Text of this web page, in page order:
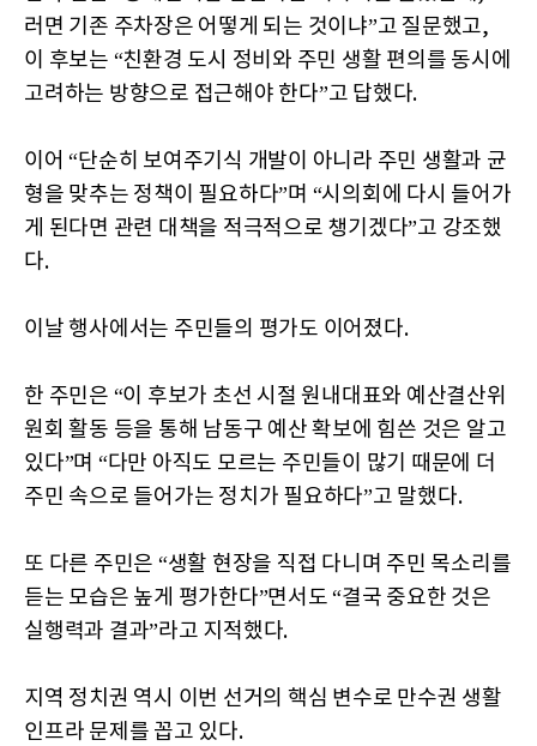
러면 기존 주차장은 어떻게 되는 것이냐”고 질문했고,
이 후보는 “친환경 도시 정비와 주민 생활 편의를 동시에
고려하는 방향으로 접근해야 한다”고 답했다.
이어 “단순히 보여주기식 개발이 아니라 주민 생활과 균
형을 맞추는 정책이 필요하다”며 “시의회에 다시 들어가
게 된다면 관련 대책을 적극적으로 챙기겠다”고 강조했
다.
이날 행사에서는 주민들의 평가도 이어졌다.
한 주민은 “이 후보가 초선 시절 원내대표와 예산결산위
원회 활동 등을 통해 남동구 예산 확보에 힘쓴 것은 알고
있다”며 “다만 아직도 모르는 주민들이 많기 때문에 더
주민 속으로 들어가는 정치가 필요하다”고 말했다.
또 다른 주민은 “생활 현장을 직접 다니며 주민 목소리를
듣는 모습은 높게 평가한다”면서도 “결국 중요한 것은
실행력과 결과”라고 지적했다.
지역 정치권 역시 이번 선거의 핵심 변수로 만수권 생활
인프라 문제를 꼽고 있다.